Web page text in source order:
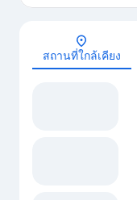
สถานที่ใกล้เคียง